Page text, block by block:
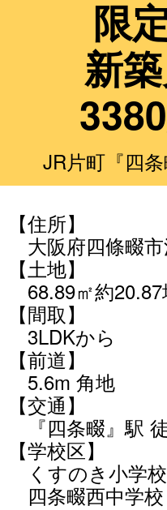
限
新
JR片町『四
【住所】
大阪府四條畷
【土地】
68.89㎡約
【間取】
3LDKから
【前道】
5.6m 角地
【交通】
『四条畷』駅
【学校区】
くすのき小学
四条畷西中学